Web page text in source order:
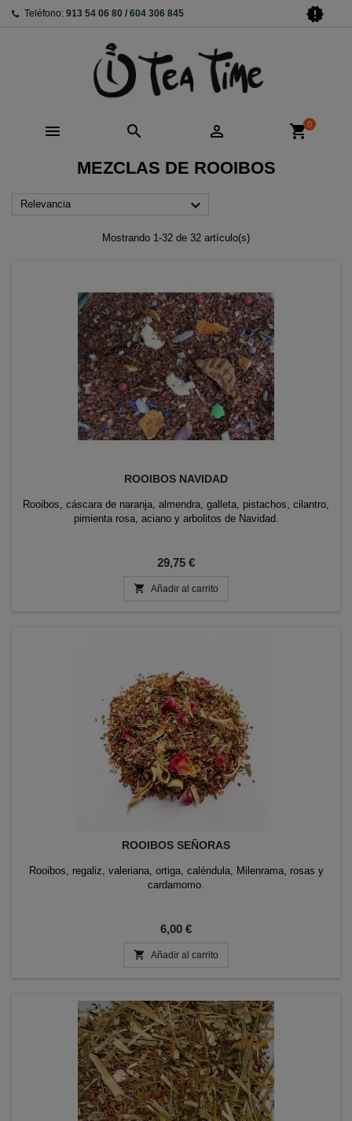
Teléfono: 913 54 06 80 / 604 306 845 new_releases
   shopping_cart0
MEZCLAS DE ROOIBOS
Relevancia 
Mostrando 1-32 de 32 artículo(s)
ROOIBOS NAVIDAD
Rooibos, cáscara de naranja, almendra, galleta, pistachos, cilantro,
pimienta rosa, aciano y arbolitos de Navidad.
Precio
29,75 €
 Añadir al carrito
ROOIBOS SEÑORAS
Rooibos, regaliz, valeriana, ortiga, caléndula, Milenrama, rosas y
cardamomo.
Precio
6,00 €
 Añadir al carrito